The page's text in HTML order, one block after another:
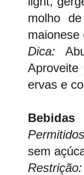
molho
maionese
Dica:
ervas e
Bebidas
sem
Restrição: